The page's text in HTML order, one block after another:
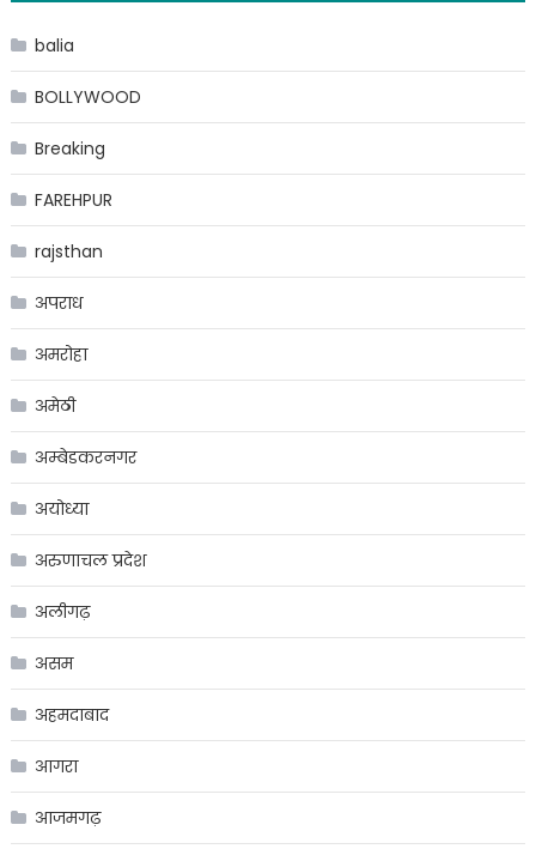
balia
BOLLYWOOD
Breaking
FAREHPUR
rajsthan
अपराध
अमरोहा
अमेठी
अम्बेडकरनगर
अयोध्या
अरुणाचल प्रदेश
अलीगढ़
असम
अहमदाबाद
आगरा
आजमगढ़